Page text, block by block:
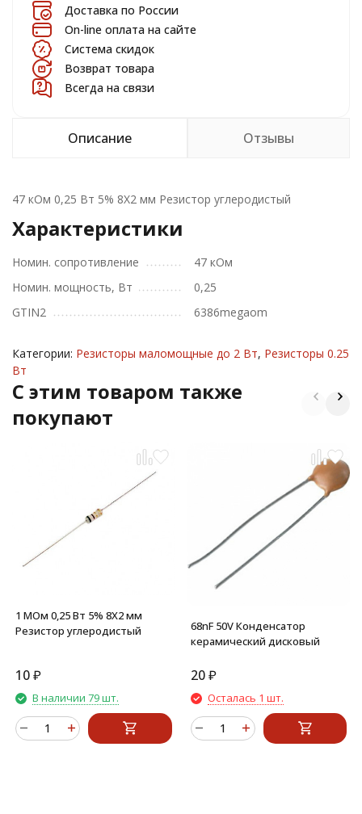
Доставка по России
On-line оплата на сайте
Система скидок
Возврат товара
Всегда на связи
Описание Отзывы
47 кОм 0,25 Вт 5% 8X2 мм Резистор углеродистый
Характеристики
Номин. сопротивление
47 кОм
Номин. мощность, Вт
0,25
GTIN2
6386megaom
Категории: Резисторы маломощные до 2 Вт, Резисторы 0.25
Вт
C этим товаром также
покупают
1 МОм 0,25 Вт 5% 8X2 мм
Резистор углеродистый
10₽
В наличии 79 шт.
68nF 50V Конденсатор
керамический дисковый
20 ₽
Осталась 1 шт.